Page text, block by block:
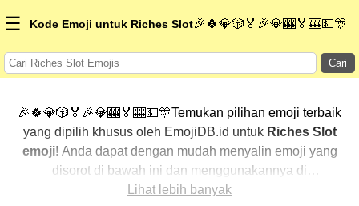
☰ Kode Emoji untuk Riches Slot🎉🍀💎🎲🏅🎉💎🎰🏅🎰💵🎊
Cari
🎉🍀💎🎲🏅🎉💎🎰🏅🎰💵🎊Temukan pilihan emoji terbaik
yang dipilih khusus oleh EmojiDB.id untuk Riches Slot
emoji! Anda dapat dengan mudah menyalin emoji yang
disorot di bawah ini dan menggunakannya di
percakapan Anda untuk menambahkan sentuhan
Lihat lebih banyak